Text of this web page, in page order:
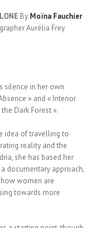
By Moïna Fauchier
Aurélia Frey
silence in her own
» and « Interior
Dark Forest ».
idea of travelling to
reality and the
she has based her
documentary approach,
women are
towards more